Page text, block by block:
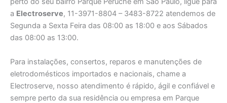
a Electroserve, 11-3971-8804 – 3483-8722 atendemos de
Segunda a Sexta Feira das 08:00 as 18:00 e aos Sábados
das 08:00 as 13:00.
Para instalações, consertos, reparos e manutenções de
eletrodomésticos importados e nacionais, chame a
Electroserve, nosso atendimento é rápido, ágil e confiável e
sempre perto da sua residência ou empresa em Parque